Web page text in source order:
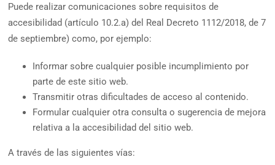
Puede realizar comunicaciones sobre requisitos de
accesibilidad (artículo 10.2.a) del Real Decreto 1112/2018, de 7
de septiembre) como, por ejemplo:
Informar sobre cualquier posible incumplimiento por
parte de este sitio web.
Transmitir otras dificultades de acceso al contenido.
Formular cualquier otra consulta o sugerencia de mejora
relativa a la accesibilidad del sitio web.
A través de las siguientes vías: